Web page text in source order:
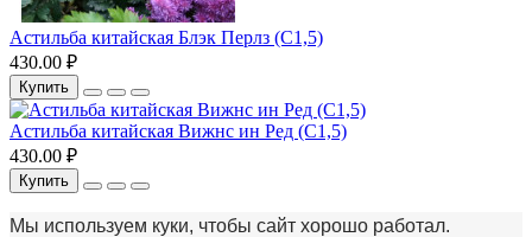
Астильба китайская Блэк Перлз (С1,5)
430.00 ₽
Купить
Астильба китайская Вижнс ин Ред (С1,5)
430.00 ₽
Купить
Мы используем куки, чтобы сайт хорошо работал.